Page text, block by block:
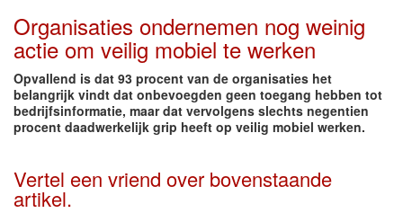
Organisaties ondernemen nog weinig
actie om veilig mobiel te werken
Opvallend is dat 93 procent van de organisaties het
belangrijk vindt dat onbevoegden geen toegang hebben tot
bedrijfsinformatie, maar dat vervolgens slechts negentien
procent daadwerkelijk grip heeft op veilig mobiel werken.
Vertel een vriend over bovenstaande
artikel.